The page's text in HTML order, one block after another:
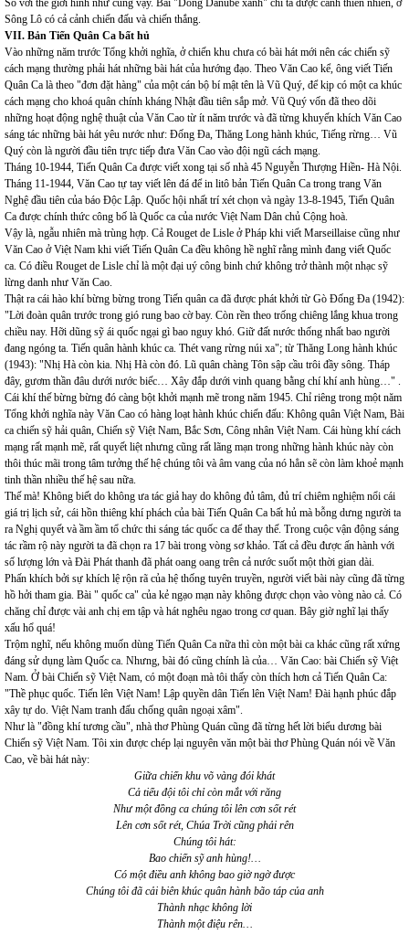
So với thế giới hình như cũng vậy. Bài "Dòng Danube xanh" chỉ tả được cảnh thiên nhiên, ở
Sông Lô có cả cảnh chiến đấu và chiến thắng.
VII. Bản Tiến Quân Ca bất hủ
Vào những năm trước Tổng khởi nghĩa, ở chiến khu chưa có bài hát mới nên các chiến sỹ
cách mạng thường phải hát những bài hát của hướng đạo. Theo Văn Cao kể, ông viết Tiến
Quân Ca là theo "đơn đặt hàng" của một cán bộ bí mật tên là Vũ Quý, để kịp có một ca khúc
cách mạng cho khoá quân chính kháng Nhật đầu tiên sắp mở. Vũ Quý vốn đã theo dõi
những hoạt động nghệ thuật của Văn Cao từ ít năm trước và đã từng khuyến khích Văn Cao
sáng tác những bài hát yêu nước như: Đống Đa, Thăng Long hành khúc, Tiếng rừng… Vũ
Quý còn là người đầu tiên trực tiếp đưa Văn Cao vào đội ngũ cách mạng.
Tháng 10-1944, Tiến Quân Ca được viết xong tại số nhà 45 Nguyễn Thượng Hiền- Hà Nội.
Tháng 11-1944, Văn Cao tự tay viết lên đá để in litô bản Tiến Quân Ca trong trang Văn
Nghệ đầu tiên của báo Độc Lập. Quốc hội nhất trí xét chọn và ngày 13-8-1945, Tiến Quân
Ca được chính thức công bố là Quốc ca của nước Việt Nam Dân chủ Cộng hoà.
Vậy là, ngẫu nhiên mà trùng hợp. Cả Rouget de Lisle ở Pháp khi viết Marseillaise cũng như
Văn Cao ở Việt Nam khi viết Tiến Quân Ca đều không hề nghĩ rằng mình đang viết Quốc
ca. Có điều Rouget de Lisle chỉ là một đại uý công binh chứ không trở thành một nhạc sỹ
lừng danh như Văn Cao.
Thật ra cái hào khí bừng bừng trong Tiến quân ca đã được phát khởi từ Gò Đống Đa (1942):
"Lời đoàn quân trước trong gió rung bao cờ bay. Còn rền theo trống chiêng lắng khua trong
chiều nay. Hỡi dũng sỹ ái quốc ngại gì bao nguy khó. Giữ đất nước thống nhất bao người
đang ngóng ta. Tiến quân hành khúc ca. Thét vang rừng núi xa"; từ Thăng Long hành khúc
(1943): "Nhị Hà còn kia. Nhị Hà còn đó. Lũ quân chàng Tôn sập cầu trôi đầy sông. Tháp
đây, gươm thần đâu dưới nước biếc… Xây đắp dưới vinh quang bằng chí khí anh hùng…" .
Cái khí thế bừng bừng đó càng bột khởi mạnh mẽ trong năm 1945. Chỉ riêng trong một năm
Tổng khởi nghĩa này Văn Cao có hàng loạt hành khúc chiến đấu: Không quân Việt Nam, Bài
ca chiến sỹ hải quân, Chiến sỹ Việt Nam, Bắc Sơn, Công nhân Việt Nam. Cái hùng khí cách
mạng rất mạnh mẽ, rất quyết liệt nhưng cũng rất lãng mạn trong những hành khúc này còn
thôi thúc mãi trong tâm tưởng thế hệ chúng tôi và âm vang của nó hẳn sẽ còn làm khoẻ mạnh
tinh thần nhiều thế hệ sau nữa.
Thế mà! Không biết do không ưa tác giả hay do không đủ tâm, đủ trí chiêm nghiệm nổi cái
giá trị lịch sử, cái hồn thiêng khí phách của bài Tiến Quân Ca bất hủ mà bỗng dưng người ta
ra Nghị quyết và ầm ầm tổ chức thi sáng tác quốc ca để thay thế. Trong cuộc vận động sáng
tác rầm rộ này người ta đã chọn ra 17 bài trong vòng sơ khảo. Tất cả đều được ấn hành với
số lượng lớn và Đài Phát thanh đã phát oang oang trên cả nước suốt một thời gian dài.
Phấn khích bởi sự khích lệ rộn rã của hệ thống tuyên truyền, người viết bài này cũng đã từng
hồ hởi tham gia. Bài " quốc ca" của kẻ ngạo mạn này không được chọn vào vòng nào cả. Có
chăng chỉ được vài anh chị em tập và hát nghêu ngao trong cơ quan. Bây giờ nghĩ lại thấy
xấu hổ quá!
Trộm nghĩ, nếu không muốn dùng Tiến Quân Ca nữa thì còn một bài ca khác cũng rất xứng
đáng sử dụng làm Quốc ca. Nhưng, bài đó cũng chính là của… Văn Cao: bài Chiến sỹ Việt
Nam. Ở bài Chiến sỹ Việt Nam, có một đoạn mà tôi thấy còn thích hơn cả Tiến Quân Ca:
"Thề phục quốc. Tiến lên Việt Nam! Lập quyền dân Tiến lên Việt Nam! Đài hạnh phúc đắp
xây tự do. Việt Nam tranh đấu chống quân ngoại xâm".
Như là "đồng khí tương cầu", nhà thơ Phùng Quán cũng đã từng hết lời biểu dương bài
Chiến sỹ Việt Nam. Tôi xin được chép lại nguyên văn một bài thơ Phùng Quán nói về Văn
Cao, về bài hát này:
Giữa chiến khu võ vàng đói khát
Cả tiểu đội tôi chỉ còn mắt với răng
Như một đồng ca chúng tôi lên cơn sốt rét
Lên cơn sốt rét, Chúa Trời cũng phải rên
Chúng tôi hát:
Bao chiến sỹ anh hùng!…
Có một điều anh không bao giờ ngờ được
Chúng tôi đã cải biên khúc quân hành bão táp của anh
Thành nhạc không lời
Thành một điệu rên…